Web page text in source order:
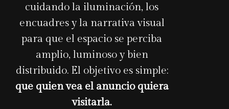
cuidando la iluminación, los
encuadres y la narrativa visual
para que el espacio se perciba
amplio, luminoso y bien
distribuido. El objetivo es simple:
que quien vea el anuncio quiera
visitarla.